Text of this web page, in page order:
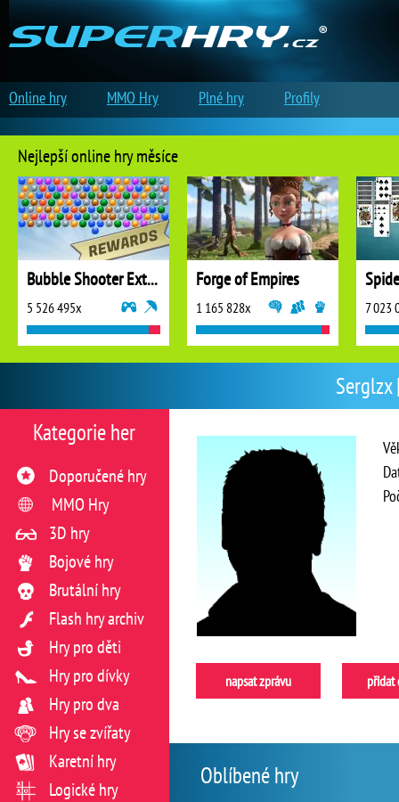
napsat zprávu přidat
Oblíbené hry
Kategorie her
Doporučené hry
MMO Hry
3D hry
Bojové hry
Brutální hry
Flash hry archiv
Hry pro děti
Hry pro dívky
Hry pro dva
Hry se zvířaty
Karetní hry
Logické hry
Nejlepší online hry měsíce
Bubble Shooter Extreme
5 526 495x
Forge of Empires
1 165 828x 7 023
Online hry MMO Hry Plné hry Profily